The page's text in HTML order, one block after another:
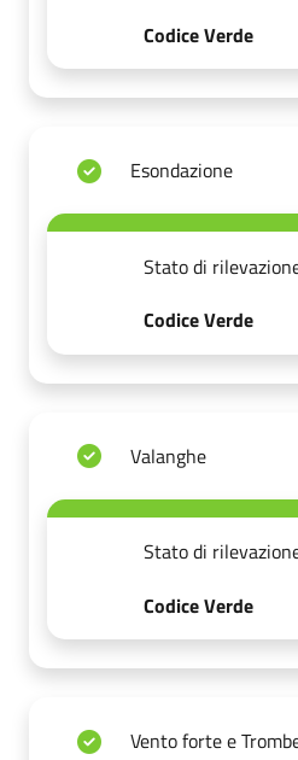
Codice Verde
Esondazione
Stato di
Codice Verde
Valanghe
Stato di
Codice Verde
Vento forte e